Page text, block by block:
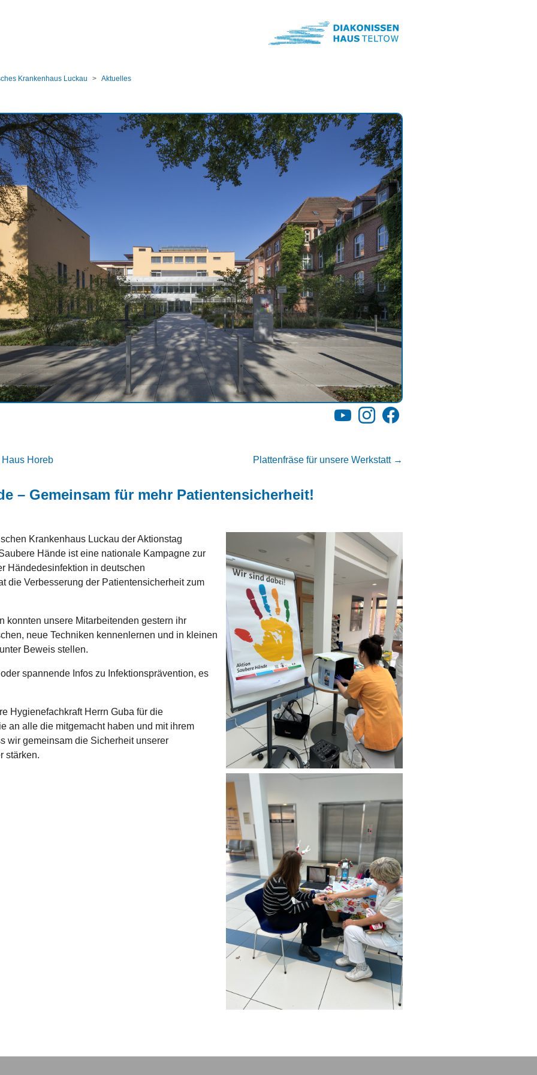
Krankenhaus Luckau Aktuelles
YouTubeInstagramFacebook
Horeb Plattenfräse für unsere Werkstatt →
– Gemeinsam für mehr Patientensicherheit!
Krankenhaus Luckau der Aktionstag
Hände ist eine nationale Kampagne zur
Händedesinfektion in deutschen
die Verbesserung der Patientensicherheit zum
konnten unsere Mitarbeitenden gestern ihr
neue Techniken kennenlernen und in kleinen
Beweis stellen.
spannende Infos zu Infektionsprävention, es
Hygienefachkraft Herrn Guba für die
an alle die mitgemacht haben und mit ihrem
wir gemeinsam die Sicherheit unserer
stärken.